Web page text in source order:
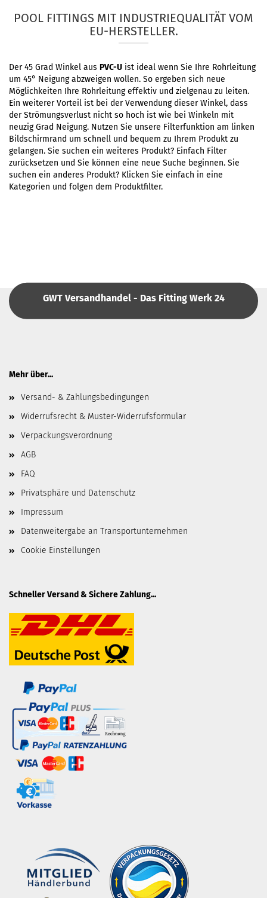
POOL FITTINGS MIT INDUSTRIEQUALITÄT VOM
EU-HERSTELLER.
Der 45 Grad Winkel aus PVC-U ist ideal wenn Sie Ihre Rohrleitung
um 45° Neigung abzweigen wollen. So ergeben sich neue
Möglichkeiten Ihre Rohrleitung effektiv und zielgenau zu leiten.
Ein weiterer Vorteil ist bei der Verwendung dieser Winkel, dass
der Strömungsverlust nicht so hoch ist wie bei Winkeln mit
neuzig Grad Neigung. Nutzen Sie unsere Filterfunktion am linken
Bildschirmrand um schnell und bequem zu Ihrem Produkt zu
gelangen. Sie suchen ein weiteres Produkt? Einfach Filter
zurücksetzen und Sie können eine neue Suche beginnen. Sie
suchen ein anderes Produkt? Klicken Sie einfach in eine
Kategorien und folgen dem Produktfilter.
GWT Versandhandel - Das Fitting Werk 24
Mehr über...
Versand- & Zahlungsbedingungen
Widerrufsrecht & Muster-Widerrufsformular
Verpackungsverordnung
AGB
FAQ
Privatsphäre und Datenschutz
Impressum
Datenweitergabe an Transportunternehmen
Cookie Einstellungen
Schneller Versand & Sichere Zahlung...